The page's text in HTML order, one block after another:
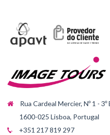
Rua Cardeal Mercier, Nº 1 - 3º
1600-025 Lisboa, Portugal
+351 217 819 297